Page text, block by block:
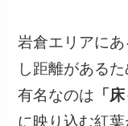
岩倉エリアに
し距離がある
有名なのは 「
に映り込む紅